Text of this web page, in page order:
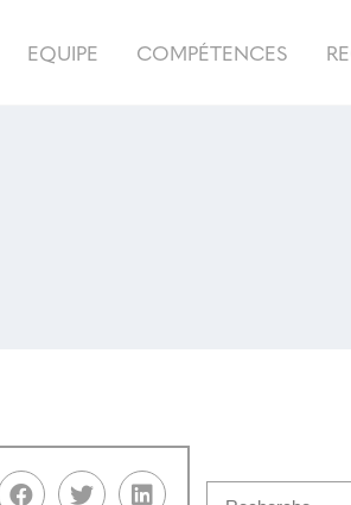
EQUIPE COMPÉTENCES